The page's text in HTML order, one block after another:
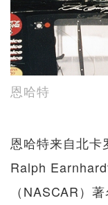
恩哈特
恩哈特来自北卡
Ralph
（NASCAR）